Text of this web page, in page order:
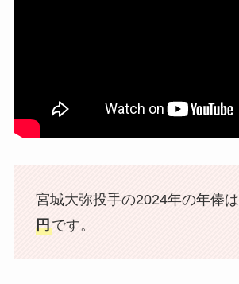
宮城大弥投手の2024年の年俸は
円です。